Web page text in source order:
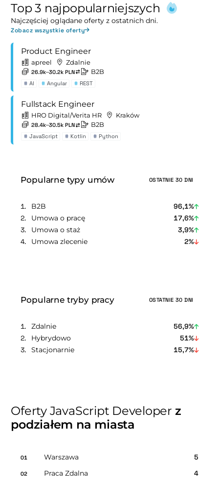
Top 3 najpopularniejszych
Najczęściej oglądane oferty z ostatnich dni.
Zobacz wszystkie oferty
Product Engineer
apreel Zdalnie
26.9k–30.2k PLN B2B
# AI # Angular # REST
Fullstack Engineer
HRO Digital/Verita HR Kraków
28.4k–30.5k PLN B2B
# JavaScript # Kotlin # Python
Popularne typy umów OSTATNIE 30 DNI
B2B
96,1%
Umowa o pracę
17,6%
Umowa o staż
3,9%
Umowa zlecenie
2%
Popularne tryby pracy OSTATNIE 30 DNI
Zdalnie
56,9%
Hybrydowo
51%
Stacjonarnie
15,7%
Oferty JavaScript Developer z
podziałem na miasta
01 Warszawa 5
02 Praca Zdalna 4